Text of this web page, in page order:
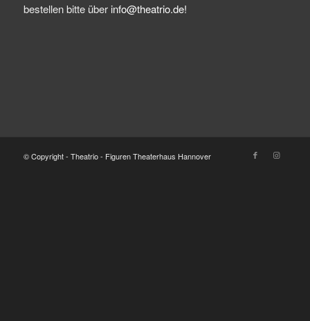
bestellen bitte über info@theatrio.de!
© Copyright - Theatrio - Figuren Theaterhaus Hannover